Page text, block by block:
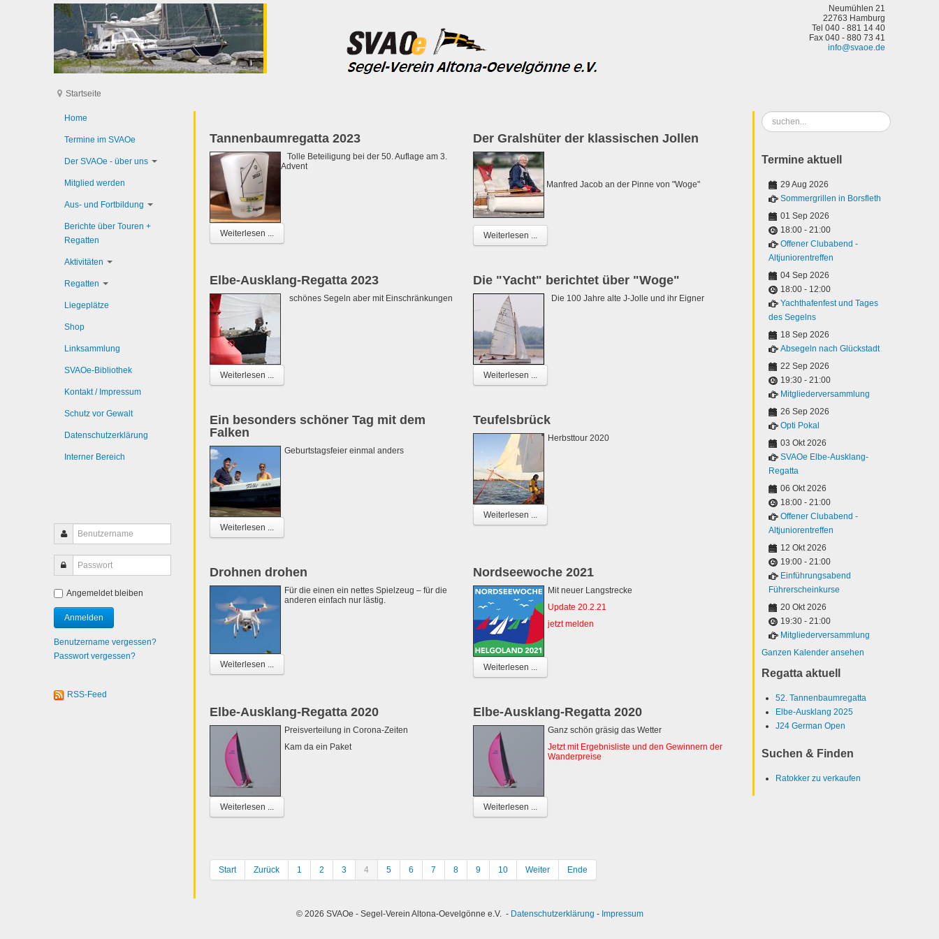
Neumühlen 21
22763 Hamburg
Tel 040 - 881 14 40
Fax 040 - 880 73 41
info@svaoe.de
Startseite
Tannenbaumregatta 2023
Tolle Beteiligung bei der 50. Auflage am 3.
Advent
Weiterlesen ...
Der Gralshüter der klassischen Jollen
Manfred Jacob an der Pinne von "Woge"
Weiterlesen ...
Elbe-Ausklang-Regatta 2023
schönes Segeln aber mit Einschränkungen
Weiterlesen ...
Die "Yacht" berichtet über "Woge"
Die 100 Jahre alte J-Jolle und ihr Eigner
Weiterlesen ...
Ein besonders schöner Tag mit dem
Falken
Geburtstagsfeier einmal anders
Weiterlesen ...
Teufelsbrück
Herbsttour 2020
Weiterlesen ...
Drohnen drohen
Für die einen ein nettes Spielzeug – für die
anderen einfach nur lästig.
Weiterlesen ...
Nordseewoche 2021
Mit neuer Langstrecke
Update 20.2.21
jetzt melden
Weiterlesen ...
Elbe-Ausklang-Regatta 2020
Preisverteilung in Corona-Zeiten
Kam da ein Paket
Weiterlesen ...
Elbe-Ausklang-Regatta 2020
Ganz schön gräsig das Wetter
Jetzt mit Ergebnisliste und den Gewinnern der
Wanderpreise
Weiterlesen ...
Start Zurück 1 2 3 4 5 6 7 8 9 10 Weiter Ende
Home
Termine im SVAOe
Der SVAOe - über uns
Mitglied werden
Aus- und Fortbildung
Berichte über Touren +
Regatten
Aktivitäten
Regatten
Liegeplätze
Shop
Linksammlung
SVAOe-Bibliothek
Kontakt / Impressum
Schutz vor Gewalt
Datenschutzerklärung
Interner Bereich
Angemeldet bleiben
Benutzername vergessen?
Passwort vergessen?
RSS-Feed
Suchen
...
Termine aktuell
29 Aug 2026
Sommergrillen in Borsfleth
01 Sep 2026
18:00 - 21:00
Offener Clubabend -
Altjuniorentreffen
04 Sep 2026
18:00 - 12:00
Yachthafenfest und Tages
des Segelns
18 Sep 2026
Absegeln nach Glückstadt
22 Sep 2026
19:30 - 21:00
Mitgliederversammlung
26 Sep 2026
Opti Pokal
03 Okt 2026
SVAOe Elbe-Ausklang-
Regatta
06 Okt 2026
18:00 - 21:00
Offener Clubabend -
Altjuniorentreffen
12 Okt 2026
19:00 - 21:00
Einführungsabend
Führerscheinkurse
20 Okt 2026
19:30 - 21:00
Mitgliederversammlung
Ganzen Kalender ansehen
Regatta aktuell
52. Tannenbaumregatta
Elbe-Ausklang 2025
J24 German Open
Suchen & Finden
Ratokker zu verkaufen
© 2026 SVAOe - Segel-Verein Altona-Oevelgönne e.V. - Datenschutzerklärung - Impressum